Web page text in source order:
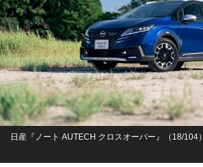
日産『ノート AUTECH クロスオーバー』（18/104）